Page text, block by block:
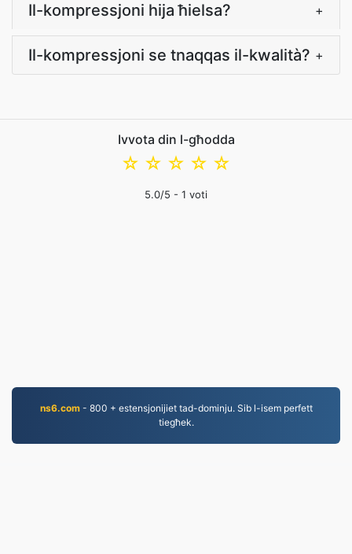
Il-kompressjoni hija ħielsa? +
Il-kompressjoni se tnaqqas il-kwalità? +
Ivvota din l-għodda
☆
☆
☆
☆
☆
5.0/5 - 1 voti
ns6.com- 800 + estensjonijiet tad-dominju. Sib l-isem perfett
tiegħek.